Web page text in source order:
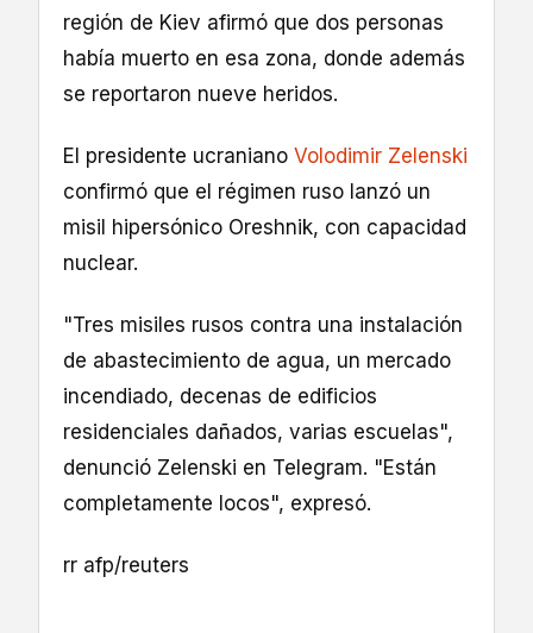
región de Kiev afirmó que dos personas
había muerto en esa zona, donde además
se reportaron nueve heridos.
El presidente ucraniano Volodimir Zelenski
confirmó que el régimen ruso lanzó un
misil hipersónico Oreshnik, con capacidad
nuclear.
"Tres misiles rusos contra una instalación
de abastecimiento de agua, un mercado
incendiado, decenas de edificios
residenciales dañados, varias escuelas",
denunció Zelenski en Telegram. "Están
completamente locos", expresó.
rr afp/reuters